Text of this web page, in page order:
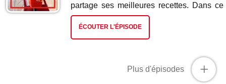
partage ses meilleures recettes. Dans ce
premier épisode : pizza Gextrême à la
poire et bleu de Gex.
ÉCOUTER L'ÉPISODE
+
Plus d'épisodes